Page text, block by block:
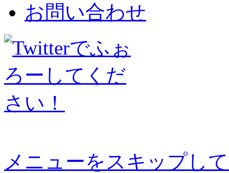
お問い合わせ
メニューをスキップし